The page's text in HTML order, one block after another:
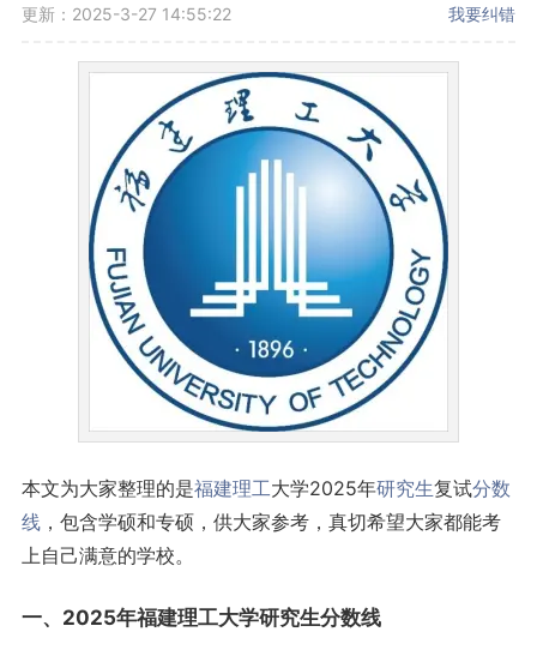
更新：2025-3-27 14:55:22 我要纠错
本文为大家整理的是福建理工大学2025年研究生复试分数
线，包含学硕和专硕，供大家参考，真切希望大家都能考
上自己满意的学校。
一、2025年福建理工大学研究生分数线